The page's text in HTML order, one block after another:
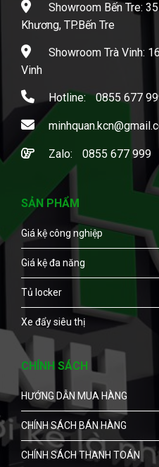
Showroom Bến Tre:
Khương, TP.Bến Tre
Showroom Trà Vinh:
Vinh
Hotline: 0855 677
Zalo: 0855 677 999
SẢN PHẨM
Giá kệ công nghiệp
Giá kệ đa năng
Tủ locker
Xe đẩy siêu thị
CHÍNH SÁCH
HƯỚNG DẪN MUA HÀNG
CHÍNH SÁCH BÁN HÀNG
CHÍNH SÁCH THANH TOÁN